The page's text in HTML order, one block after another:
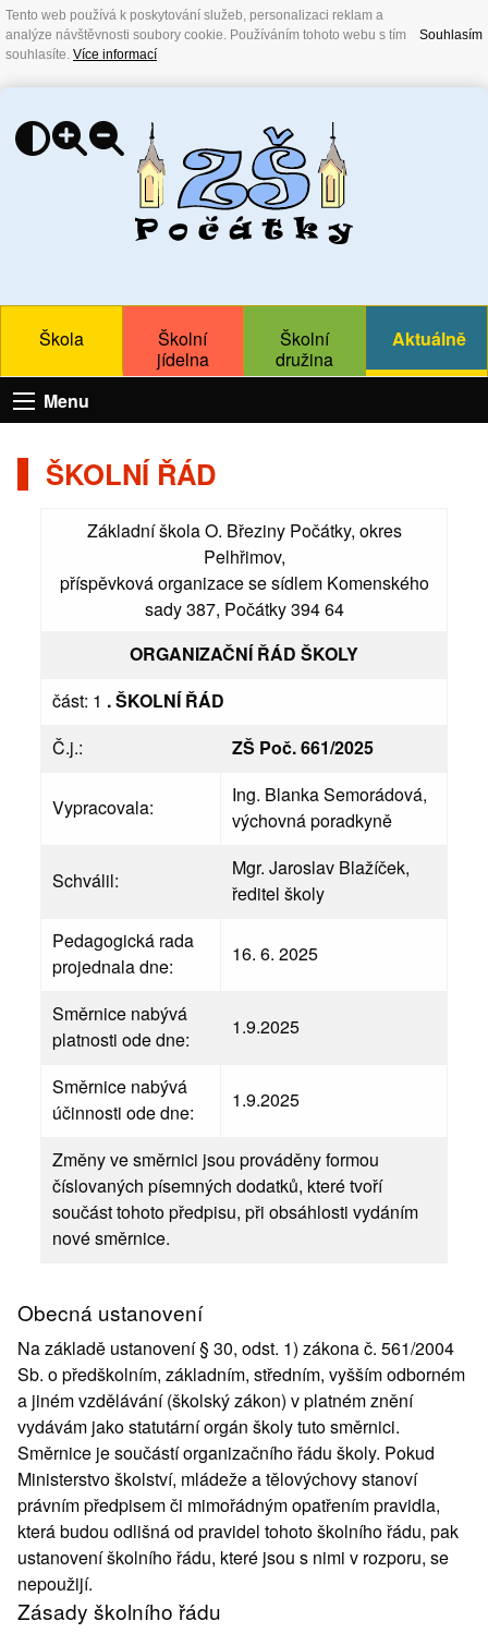
Tento web používá k poskytování služeb, personalizaci reklam a
analýze návštěvnosti soubory cookie. Používáním tohoto webu s tím
souhlasíte. Více informací
Souhlasím
Škola
Školní
jídelna
Školní
družina
Aktuálně
Menu
ŠKOLNÍ ŘÁD
Základní škola O. Březiny Počátky, okres
Pelhřimov,
příspěvková organizace se sídlem Komenského
sady 387, Počátky 394 64
ORGANIZAČNÍ ŘÁD ŠKOLY
část: 1 . ŠKOLNÍ ŘÁD
Č.j.:
ZŠ Poč. 661/2025
Vypracovala:
Ing. Blanka Semorádová,
výchovná poradkyně
Schválil:
Mgr. Jaroslav Blažíček,
ředitel školy
Pedagogická rada
projednala dne:
16. 6. 2025
Směrnice nabývá
platnosti ode dne:
1.9.2025
Směrnice nabývá
účinnosti ode dne:
1.9.2025
Změny ve směrnici jsou prováděny formou
číslovaných písemných dodatků, které tvoří
součást tohoto předpisu, při obsáhlosti vydáním
nové směrnice.
Obecná ustanovení
Na základě ustanovení § 30, odst. 1) zákona č. 561/2004
Sb. o předškolním, základním, středním, vyšším odborném
a jiném vzdělávání (školský zákon) v platném znění
vydávám jako statutární orgán školy tuto směrnici.
Směrnice je součástí organizačního řádu školy. Pokud
Ministerstvo školství, mládeže a tělovýchovy stanoví
právním předpisem či mimořádným opatřením pravidla,
která budou odlišná od pravidel tohoto školního řádu, pak
ustanovení školního řádu, které jsou s nimi v rozporu, se
nepoužijí.
Zásady školního řádu